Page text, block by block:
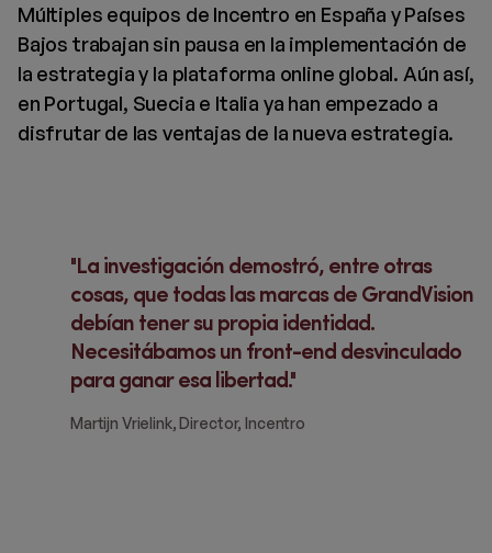
Múltiples equipos de Incentro en España y Países
Bajos trabajan sin pausa en la implementación de
la estrategia y la plataforma online global. Aún así,
en Portugal, Suecia e Italia ya han empezado a
disfrutar de las ventajas de la nueva estrategia.
La investigación demostró, entre otras
cosas, que todas las marcas de GrandVision
debían tener su propia identidad.
Necesitábamos un front-end desvinculado
para ganar esa libertad.
Martijn Vrielink, Director, Incentro